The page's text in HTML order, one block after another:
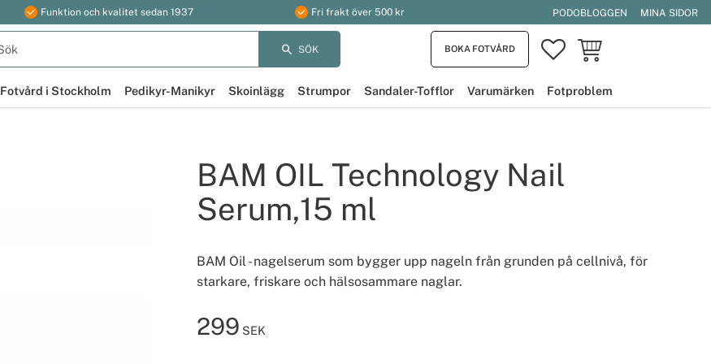
Funktion och kvalitet sedan 1937 Fri frakt över 500 kr PODOBLOGGEN MINA SIDOR
SÖK BOKA FOTVÅRD FAVORITER
KUNDVAGN
Fotvård i Stockholm Pedikyr-Manikyr Skoinlägg Strumpor Sandaler-Tofflor Varumärken Fotproblem
BAM OIL Technology Nail
Serum,15 ml
BAM Oil - nagelserum som bygger upp nageln från grunden på cellnivå, för
starkare, friskare och hälsosammare naglar.
299 SEK